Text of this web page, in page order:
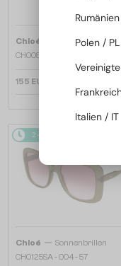
Chloé
Sonnenbrillen
CH0081S - 002 - 55
155 EUR
2-4 WERKTAGE
Chloé — Sonnenbrillen
CH0125SA - 004 - 57
Polen / PL
Italien / IT